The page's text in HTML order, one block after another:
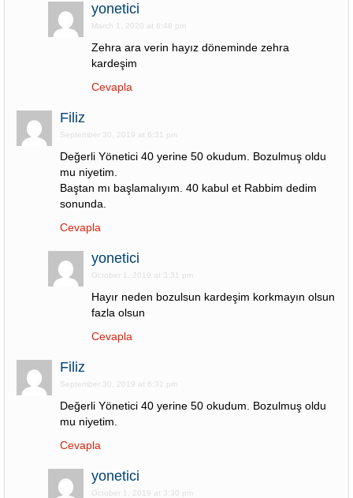
yonetici
March 1, 2020 at 6:48 pm
Zehra ara verin hayız döneminde zehra
kardeşim
Cevapla
Filiz
September 30, 2019 at 6:31 pm
Değerli Yönetici 40 yerine 50 okudum. Bozulmuş oldu
mu niyetim.
Baştan mı başlamalıyım. 40 kabul et Rabbim dedim
sonunda.
Cevapla
yonetici
October 1, 2019 at 3:31 pm
Hayır neden bozulsun kardeşim korkmayın olsun
fazla olsun
Cevapla
Filiz
September 30, 2019 at 6:31 pm
Değerli Yönetici 40 yerine 50 okudum. Bozulmuş oldu
mu niyetim.
Cevapla
yonetici
October 1, 2019 at 3:30 pm